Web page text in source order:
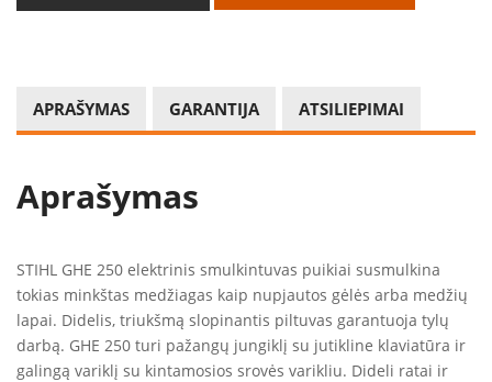
APRAŠYMAS GARANTIJA ATSILIEPIMAI
Aprašymas
STIHL GHE 250 elektrinis smulkintuvas puikiai susmulkina
tokias minkštas medžiagas kaip nupjautos gėlės arba medžių
lapai. Didelis, triukšmą slopinantis piltuvas garantuoja tylų
darbą. GHE 250 turi pažangų jungiklį su jutikline klaviatūra ir
galingą variklį su kintamosios srovės varikliu. Dideli ratai ir